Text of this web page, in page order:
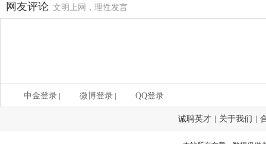
网友评论 文明上网，理性发言
中金登录 微博登录 QQ登录
诚聘英才 关于我们